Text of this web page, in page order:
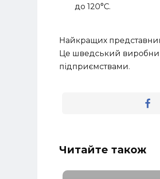
до 120°C.
Найкращих
Це шведський
підприємствами.
Читайте також